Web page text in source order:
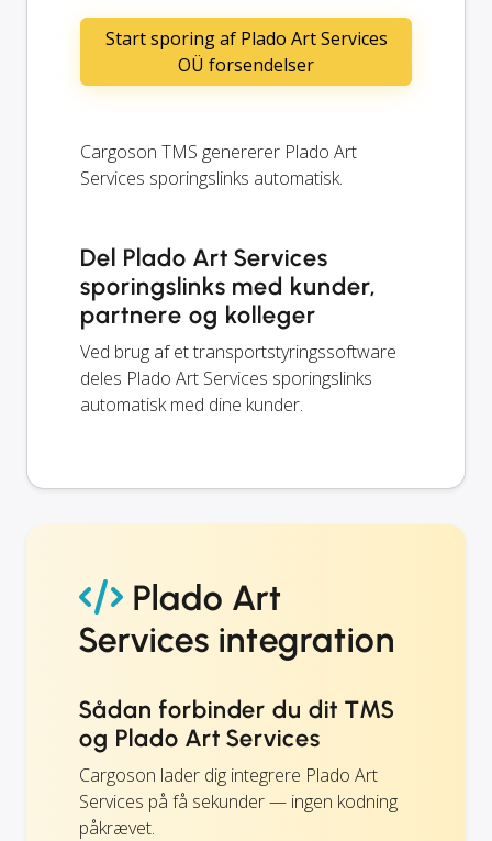
Start sporing af Plado Art Services
OÜ forsendelser
Cargoson TMS genererer Plado Art
Services sporingslinks automatisk.
Del Plado Art Services
sporingslinks med kunder,
partnere og kolleger
Ved brug af et transportstyringssoftware
deles Plado Art Services sporingslinks
automatisk med dine kunder.
Plado Art
Services integration
Sådan forbinder du dit TMS
og Plado Art Services
Cargoson lader dig integrere Plado Art
Services på få sekunder — ingen kodning
påkrævet.